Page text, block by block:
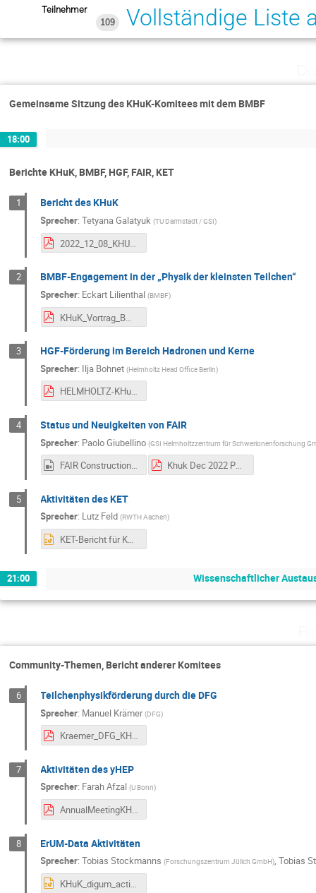
Teilnehmer
109
Vollständige Liste
Gemeinsame Sitzung des KHuK-Komitees mit dem BMBF
18:00
Berichte KHuK, BMBF, HGF, FAIR, KET
1 Bericht des KHuK
Sprecher:Tetyana Galatyuk (TU Darmstadt / GSI)
2022_12_08_KHUK_Annual_Meeting_Galatyuk.pdf
2 BMBF-Engagement in der „Physik der kleinsten Teilchen“
Sprecher: Eckart Lilienthal (BMBF)
KHuK_Vortrag_BMBF.pdf
3 HGF-Förderung im Bereich Hadronen und Kerne
Sprecher: Ilja Bohnet (Helmholtz Head Office Berlin)
HELMHOLTZ-KHuK-221208.pdf
4 Status und Neuigkeiten von FAIR
Sprecher: Paolo Giubellino (GSI Helmholtzzentrum für Schwerionenforschung
FAIR Construction Site October 2022 (1080p) (1).mp4 Khuk Dec 2022 Paolo Giubellino.pdf
5 Aktivitäten des KET
Sprecher: Lutz Feld (RWTH Aachen)
KET-Bericht für KHuK 2022.pptx
21:00 Wissenschaftlicher
Community-Themen, Bericht anderer Komitees
6 Teilchenphysikförderung durch die DFG
Sprecher: Manuel Krämer (DFG)
Kraemer_DFG_KHuK_2022.pdf
7 Aktivitäten des yHEP
Sprecher: Farah Afzal (U Bonn)
AnnualMeetingKHuK_yHEP_Report_2022_Afzal.pdf
8 ErUM-Data Aktivitäten
Sprecher:Tobias Stockmanns (Forschungszentrum Jülich GmbH),Tobias
KHuK_digum_activities.pptx